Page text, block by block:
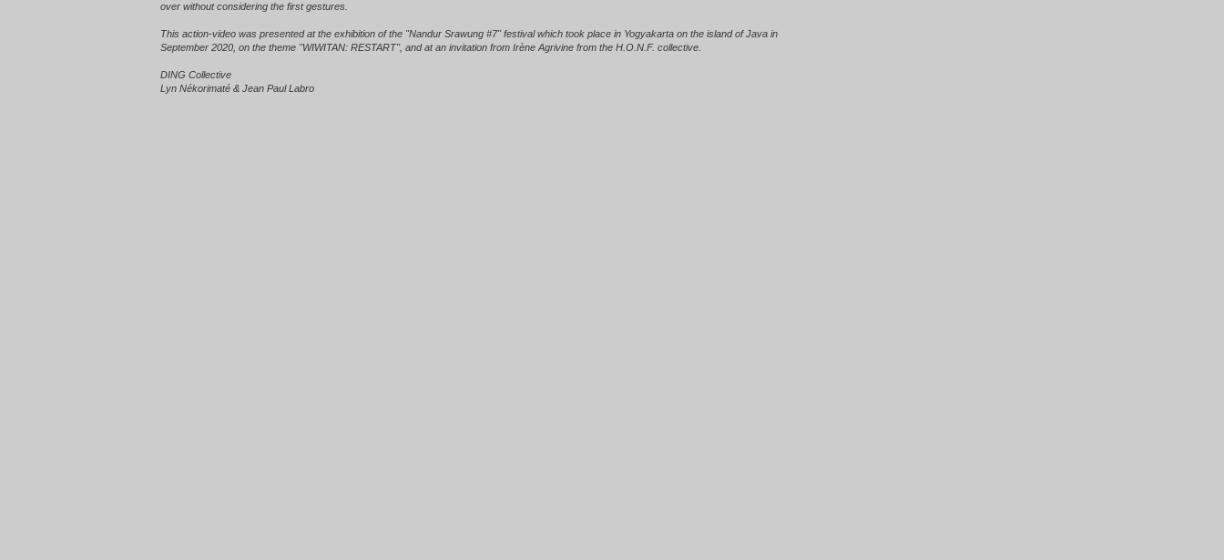
over without considering the first gestures.
This action-video was presented at the exhibition of the "Nandur Srawung #7" festival which took place in Yogyakarta on the island of Java in
September 2020, on the theme "WIWITAN: RESTART", and at an invitation from Irène Agrivine from the H.O.N.F. collective.
DING Collective
Lyn Nékorimaté & Jean Paul Labro